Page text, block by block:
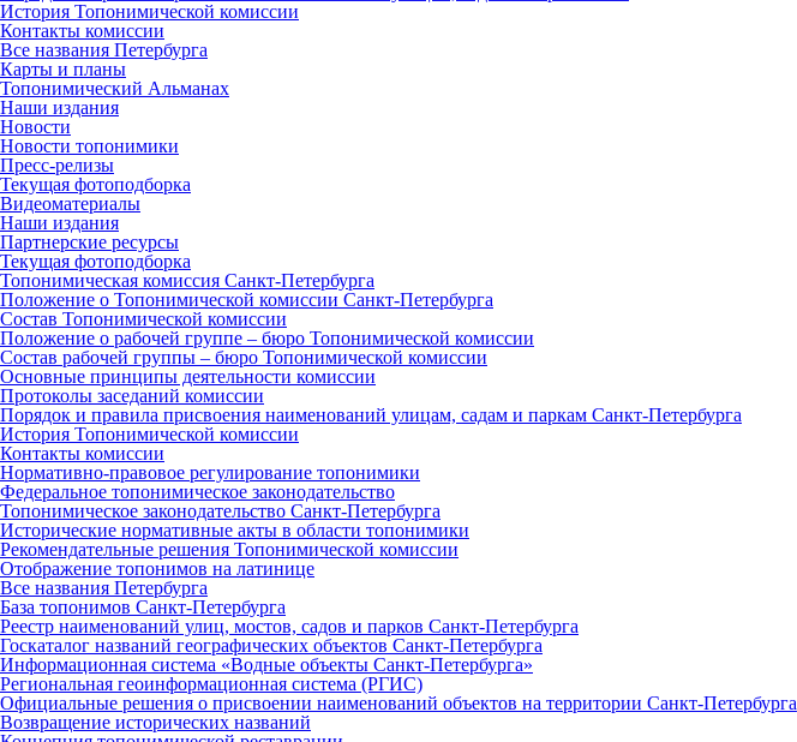
История Топонимической комиссии
Контакты комиссии
Все названия Петербурга
Карты и планы
Топонимический Альманах
Наши издания
Новости
Новости топонимики
Пресс‑релизы
Текущая фотоподборка
Видеоматериалы
Наши издания
Партнерские ресурсы
Текущая фотоподборка
Топонимическая комиссия Санкт‑Петербурга
Положение о Топонимической комиссии Санкт‑Петербурга
Состав Топонимической комиссии
Положение о рабочей группе – бюро Топонимической комиссии
Состав рабочей группы – бюро Топонимической комиссии
Основные принципы деятельности комиссии
Протоколы заседаний комиссии
Порядок и правила присвоения наименований улицам, садам и паркам Санкт‑Петербурга
История Топонимической комиссии
Контакты комиссии
Нормативно‑правовое регулирование топонимики
Федеральное топонимическое законодательство
Топонимическое законодательство Санкт‑Петербурга
Исторические нормативные акты в области топонимики
Рекомендательные решения Топонимической комиссии
Отображение топонимов на латинице
Все названия Петербурга
База топонимов Санкт‑Петербурга
Реестр наименований улиц, мостов, садов и парков Санкт‑Петербурга
Госкаталог названий географических объектов Санкт‑Петербурга
Информационная система «Водные объекты Санкт‑Петербурга»
Региональная геоинформационная система (РГИС)
Официальные решения о присвоении наименований объектов на территории Санкт‑Петербурга
Возвращение исторических названий